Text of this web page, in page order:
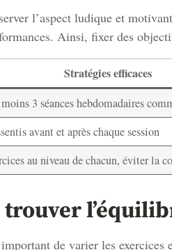
l’aspect ludique et
Ainsi, fixer des
Stratégies efficaces
3 séances hebdomadaires
avant et après chaque session
au niveau de chacun, éviter la
trouver
de varier les exercices